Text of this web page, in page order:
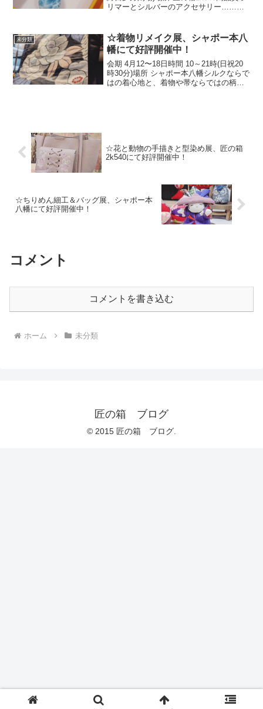
リマーとシルバーのアクセサリー……愛
Exhibition...
未分類
☆着物リメイク展、シャポー本八
幡にて好評開催中！
会期 4月12〜18日時間 10～21時(日祝20
時30分)場所 シャポー本八幡シルクならで
はの着心地と、着物や帯ならではの柄行
☆花と動物の手描きと型染め展、匠の箱
2k540にて好評開催中！
☆ちりめん細工＆バッグ展、シャポー本
八幡にて好評開催中！
コメント
コメントを書き込む
ホーム 未分類
匠の箱 ブログ
© 2015 匠の箱 ブログ.